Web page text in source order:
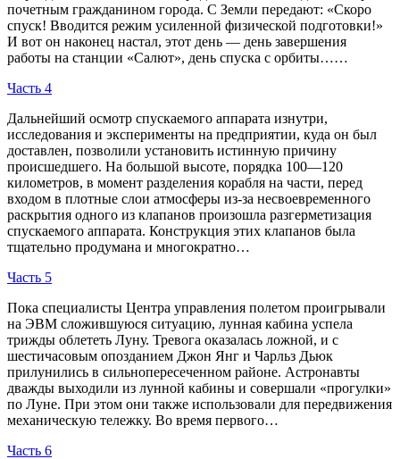
почетным гражданином города. С Земли передают: «Скоро
спуск! Вводится режим усиленной физической подготовки!»
И вот он наконец настал, этот день — день завершения
работы на станции «Салют», день спуска с орбиты……
Часть 4
Дальнейший осмотр спускаемого аппарата изнутри,
исследования и эксперименты на предприятии, куда он был
доставлен, позволили установить истинную причину
происшедшего. На большой высоте, порядка 100—120
километров, в момент разделения корабля на части, перед
входом в плотные слои атмосферы из-за несвоевременного
раскрытия одного из клапанов произошла разгерметизация
спускаемого аппарата. Конструкция этих клапанов была
тщательно продумана и многократно…
Часть 5
Пока специалисты Центра управления полетом проигрывали
на ЭВМ сложившуюся ситуацию, лунная кабина успела
трижды облететь Луну. Тревога оказалась ложной, и с
шестичасовым опозданием Джон Янг и Чарльз Дьюк
прилунились в сильнопересеченном районе. Астронавты
дважды выходили из лунной кабины и совершали «прогулки»
по Луне. При этом они также использовали для передвижения
механическую тележку. Во время первого…
Часть 6